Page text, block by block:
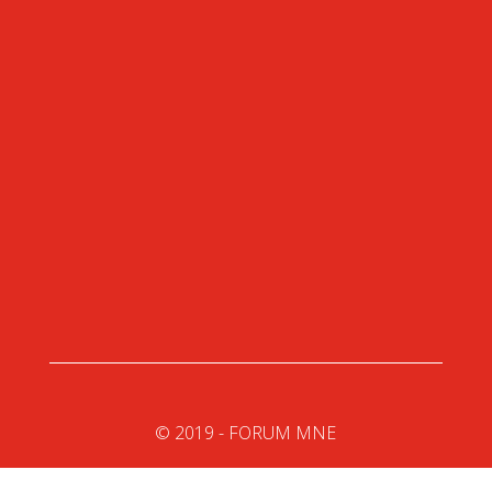
© 2019 - FORUM MNE